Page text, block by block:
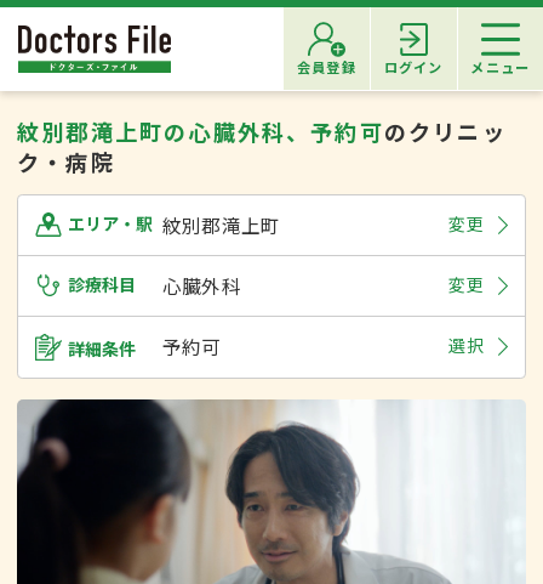
会員登録 ログイン メニュー
紋別郡滝上町の心臓外科、予約可のクリニッ
ク・病院
エリア・駅 紋別郡滝上町 変更
診療科目 心臓外科 変更
詳細条件 予約可 選択